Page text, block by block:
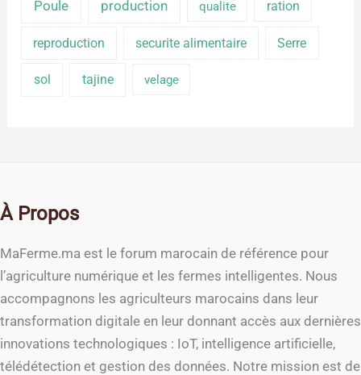
Poule production qualite ration
reproduction securite alimentaire Serre
sol tajine velage
À Propos
MaFerme.ma est le forum marocain de référence pour
l’agriculture numérique et les fermes intelligentes. Nous
accompagnons les agriculteurs marocains dans leur
transformation digitale en leur donnant accès aux dernières
innovations technologiques : IoT, intelligence artificielle,
télédétection et gestion des données. Notre mission est de